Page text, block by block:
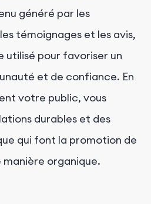
généré par les
témoignages et les avis,
pour favoriser un
et de confiance. En
votre public, vous
durables et des
qui font la promotion de
organique.